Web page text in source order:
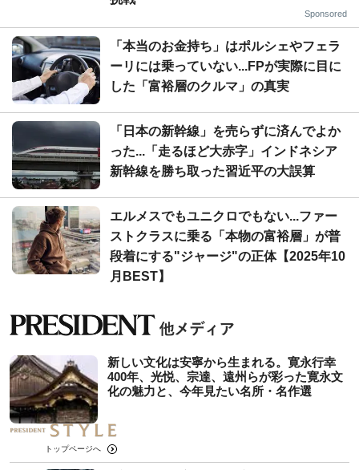
Sponsored
「本当のお金持ち」はポルシェやフェラ
ーリには乗っていない...FPが実際に目に
した「富裕層のクルマ」の真実
「日本の新幹線」を売らずに済んでよか
った...「走るほど大赤字」インドネシア
新幹線を勝ち取った習近平の大誤算
エルメスでもユニクロでもない...ファー
ストクラスに乗る「本物の富裕層」が普
段着にする"ジャージ"の正体【2025年10
月BEST】
新しい文化は安寧から生まれる。寛永行幸
400年、光悦、宗達、遠州らが彩った寛永文
化の魅力と、今年見たい名所・名作選
トップページへ